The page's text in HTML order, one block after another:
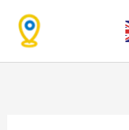
contenido